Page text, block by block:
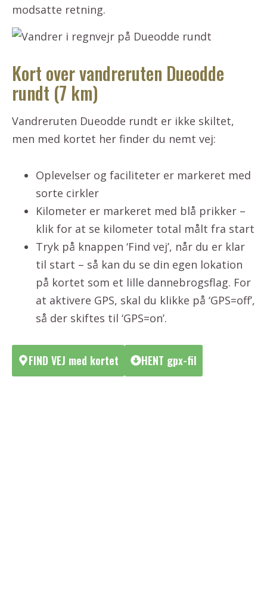
modsatte retning.
Kort over vandreruten Dueodde
rundt (7 km)
Vandreruten Dueodde rundt er ikke skiltet,
men med kortet her finder du nemt vej:
Oplevelser og faciliteter er markeret med
sorte cirkler
Kilometer er markeret med blå prikker –
klik for at se kilometer total målt fra start
Tryk på knappen ‘Find vej’, når du er klar
til start – så kan du se din egen lokation
på kortet som et lille dannebrogsflag. For
at aktivere GPS, skal du klikke på ‘GPS=off’,
så der skiftes til ‘GPS=on’.
FIND VEJ med kortet HENT gpx-fil